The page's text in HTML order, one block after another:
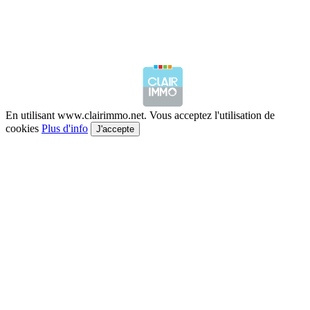
En utilisant www.clairimmo.net. Vous acceptez l'utilisation de
cookies Plus d'info J'accepte